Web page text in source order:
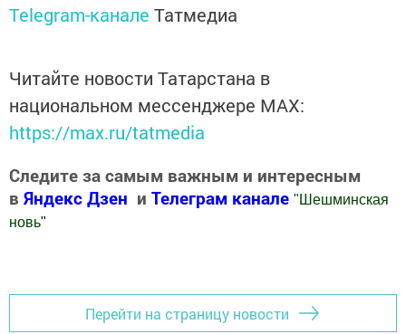
Telegram-канале Татмедиа
Читайте новости Татарстана в
национальном мессенджере MАХ:
https://max.ru/tatmedia
Следите за самым важным и интересным
в Яндекс Дзен и Телеграм канале " Шешминская
новь"
Перейти на страницу новости